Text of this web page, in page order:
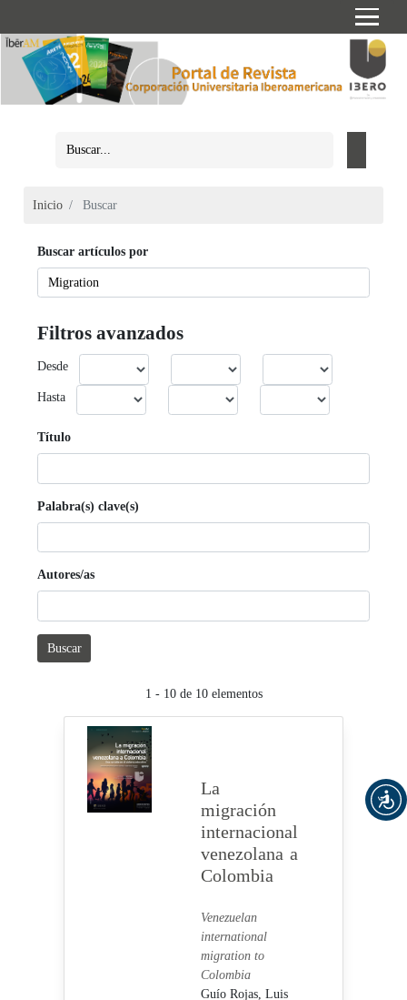
Inicio Buscar
Buscar artículos por
Filtros avanzados
Desde
Hasta
Título
Palabra(s) clave(s)
Autores/as
Buscar
1 - 10 de 10 elementos
La
migración
internacional
venezolana a
Colombia
Venezuelan
international
migration to
Colombia
Guío Rojas, Luis